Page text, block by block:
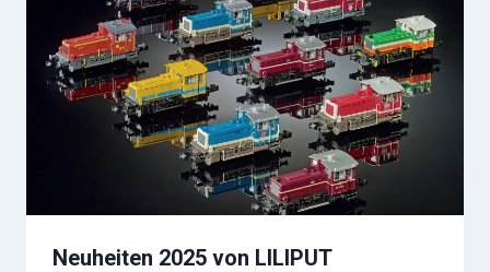
Neuheiten 2025 von LILIPUT